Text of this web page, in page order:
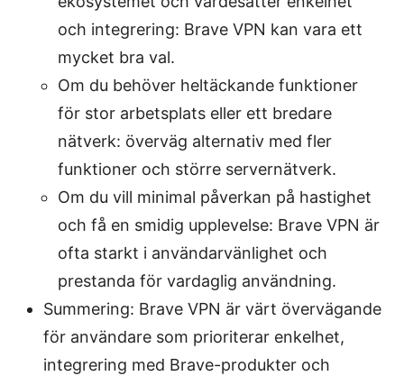
och integrering: Brave VPN kan vara ett
mycket bra val.
Om du behöver heltäckande funktioner
för stor arbetsplats eller ett bredare
nätverk: överväg alternativ med fler
funktioner och större servernätverk.
Om du vill minimal påverkan på hastighet
och få en smidig upplevelse: Brave VPN är
ofta starkt i användarvänlighet och
prestanda för vardaglig användning.
Summering: Brave VPN är värt övervägande
för användare som prioriterar enkelhet,
integrering med Brave-produkter och